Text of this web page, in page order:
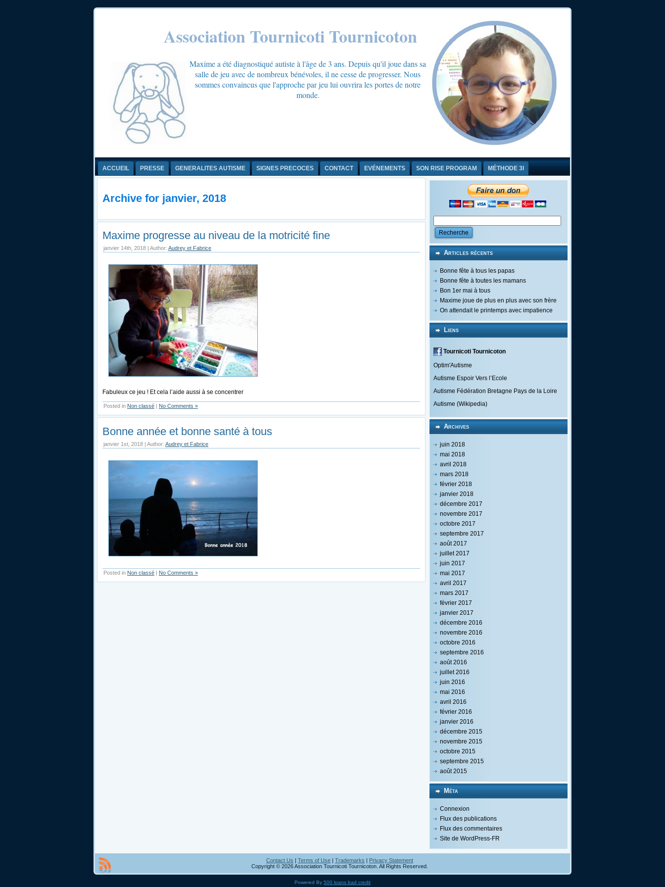
Association Tournicoti Tournicoton
Maxime a été diagnostiqué autiste à l'âge de 3 ans. Depuis qu'il joue dans sa
salle de jeu avec de nombreux bénévoles, il ne cesse de progresser. Nous
sommes convaincus que l'approche par jeu lui ouvrira les portes de notre
monde.
ACCUEIL PRESSE GENERALITES AUTISME SIGNES PRECOCES CONTACT EVÉNEMENTS SON RISE PROGRAM MÉTHODE 3I
Archive for janvier, 2018
Maxime progresse au niveau de la motricité fine
janvier 14th, 2018 | Author: Audrey et Fabrice
Fabuleux ce jeu ! Et cela l’aide aussi à se concentrer
Posted in Non classé No Comments »
Bonne année et bonne santé à tous
janvier 1st, 2018 | Author: Audrey et Fabrice
Posted in Non classé | No Comments »
Articles récents
Bonne fête à tous les papas
Bonne fête à toutes les mamans
Bon 1er mai à tous
Maxime joue de plus en plus avec son frère
On attendait le printemps avec impatience
Liens
Tournicoti Tournicoton
Optim'Autisme
Autisme Espoir Vers l’Ecole
Autisme Fédération Bretagne Pays de la Loire
Autisme (Wikipedia)
Archives
juin 2018
mai 2018
avril 2018
mars 2018
février 2018
janvier 2018
décembre 2017
novembre 2017
octobre 2017
septembre 2017
août 2017
juillet 2017
juin 2017
mai 2017
avril 2017
mars 2017
février 2017
janvier 2017
décembre 2016
novembre 2016
octobre 2016
septembre 2016
août 2016
juillet 2016
juin 2016
mai 2016
avril 2016
février 2016
janvier 2016
décembre 2015
novembre 2015
octobre 2015
septembre 2015
août 2015
Méta
Connexion
Flux des publications
Flux des commentaires
Site de WordPress-FR
Contact Us | Terms of Use | Trademarks | Privacy Statement
Copyright © 2026 Association Tournicoti Tournicoton. All Rights Reserved.
Powered By 500 loans bad credit